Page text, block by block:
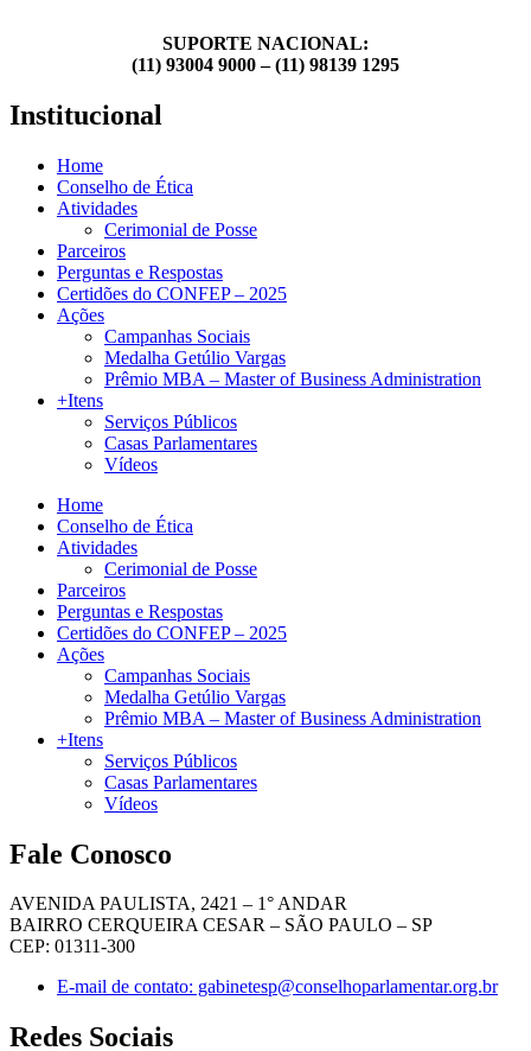
SUPORTE NACIONAL:
(11) 93004 9000 – (11) 98139 1295
Institucional
Home
Conselho de Ética
Atividades
Cerimonial de Posse
Parceiros
Perguntas e Respostas
Certidões do CONFEP – 2025
Ações
Campanhas Sociais
Medalha Getúlio Vargas
Prêmio MBA – Master of Business Administration
+Itens
Serviços Públicos
Casas Parlamentares
Vídeos
Home
Conselho de Ética
Atividades
Cerimonial de Posse
Parceiros
Perguntas e Respostas
Certidões do CONFEP – 2025
Ações
Campanhas Sociais
Medalha Getúlio Vargas
Prêmio MBA – Master of Business Administration
+Itens
Serviços Públicos
Casas Parlamentares
Vídeos
Fale Conosco
AVENIDA PAULISTA, 2421 – 1° ANDAR
BAIRRO CERQUEIRA CESAR – SÃO PAULO – SP
CEP: 01311-300
E-mail de contato: gabinetesp@conselhoparlamentar.org.br
Redes Sociais